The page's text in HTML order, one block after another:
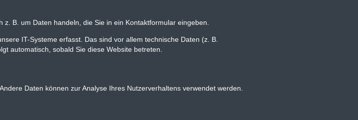
B. um Daten handeln, die Sie in ein Kontaktformular eingeben.
IT-Systeme erfasst. Das sind vor allem technische Daten (z. B.
automatisch, sobald Sie diese Website betreten.
Daten können zur Analyse Ihres Nutzerverhaltens verwendet werden.